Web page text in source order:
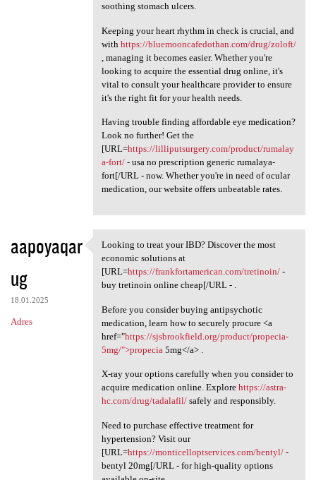
soothing stomach ulcers.
Keeping your heart rhythm in check is crucial, and
with https://bluemooncafedothan.com/drug/zoloft/
, managing it becomes easier. Whether you're
looking to acquire the essential drug online, it's
vital to consult your healthcare provider to ensure
it's the right fit for your health needs.
Having trouble finding affordable eye medication?
Look no further! Get the
[URL=https://lilliputsurgery.com/product/rumalay
a-fort/- usa no prescription generic rumalaya-
fort[/URL - now. Whether you're in need of ocular
medication, our website offers unbeatable rates.
aapoyaqar
ug
18.01.2025
Adres
Looking to treat your IBD?
Looking to treat your IBD? Discover the most
economic solutions at
[URL=https://frankfortamerican.com/tretinoin/-
buy tretinoin online cheap[/URL - .
Before you consider buying antipsychotic
medication, learn how to securely procure <a
href="https://sjsbrookfield.org/product/propecia-
5mg/">propecia 5mg</a> .
X-ray your options carefully when you consider to
acquire medication online. Explore https://astra-
hc.com/drug/tadalafil/safely and responsibly.
Need to purchase effective treatment for
hypertension? Visit our
[URL=https://monticelloptservices.com/bentyl/-
bentyl 20mg[/URL - for high-quality options